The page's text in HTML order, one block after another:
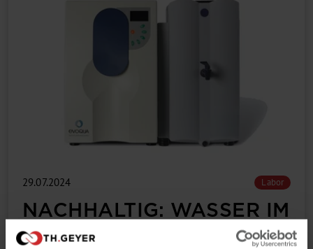
29.07.2024 Labor
NACHHALTIG: WASSER IM
LABOR EFFIZIENT